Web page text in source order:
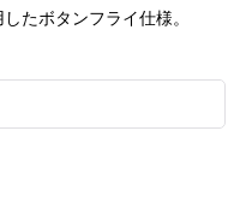
たボタンフライ仕様。